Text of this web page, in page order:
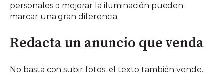
personales o mejorar la iluminación pueden
marcar una gran diferencia.
Redacta un anuncio que venda
No basta con subir fotos: el texto también vende.